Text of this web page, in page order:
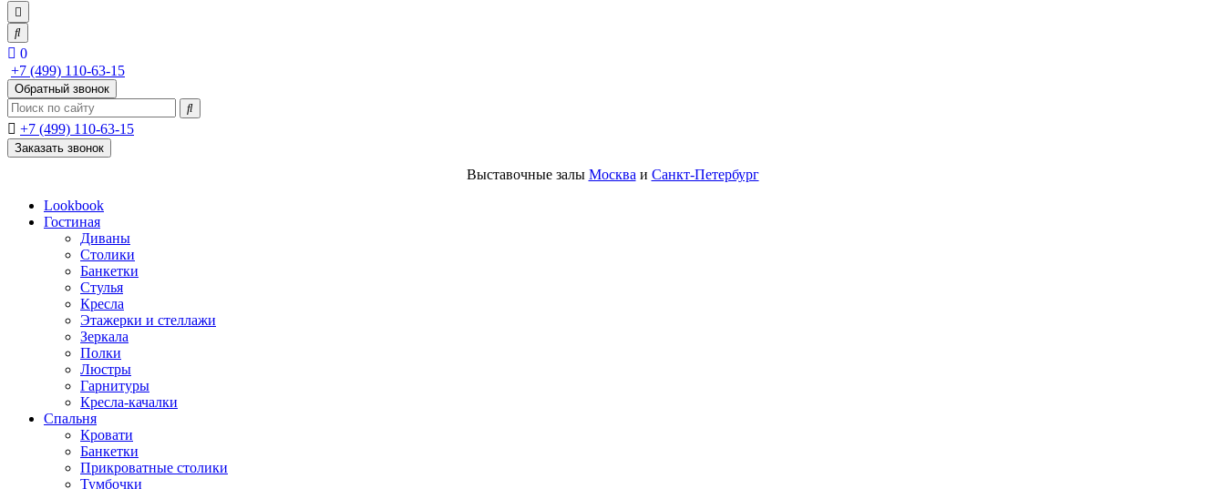
0
+7 (499) 110-63-15
Обратный звонок
+7 (499) 110-63-15
Заказать звонок
Выставочные залы Москва и Санкт-Петербург
Lookbook
Гостиная
Диваны
Столики
Банкетки
Стулья
Кресла
Этажерки и стеллажи
Зеркала
Полки
Люстры
Гарнитуры
Кресла-качалки
Спальня
Кровати
Банкетки
Прикроватные столики
Тумбочки